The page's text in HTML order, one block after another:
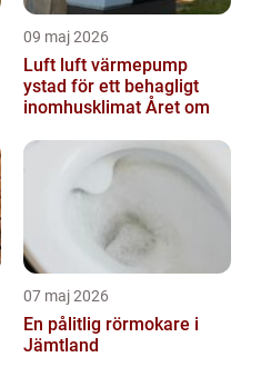
09 maj 2026
Luft luft värmepump
ystad för ett behagligt
inomhusklimat Året om
07 maj 2026
En pålitlig rörmokare i
Jämtland